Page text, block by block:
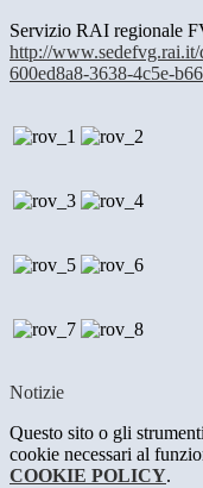
Servizio RAI regionale
http://
600ed8a8-3638-4c5e-
Notizie
Questo sito o gli
cookie necessari al
COOKIE POLICY.